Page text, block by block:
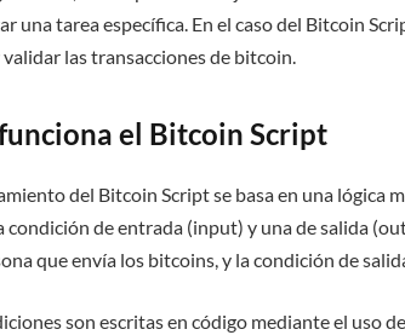
una tarea específica. En el caso del Bitcoin
validar las transacciones de bitcoin.
el Bitcoin Script
del Bitcoin Script se basa en una lógica
condición de entrada (input) y una de salida
que envía los bitcoins, y la condición de
son escritas en código mediante el uso